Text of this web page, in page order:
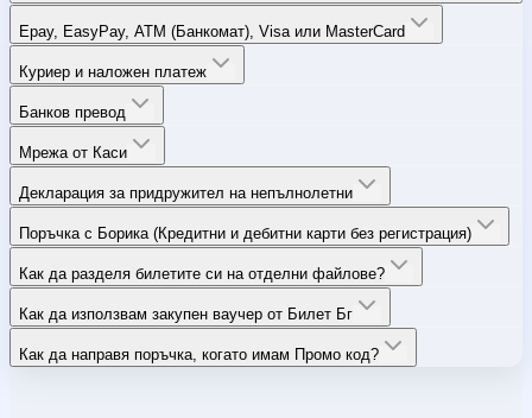
Epay, EasyPay, ATM (Банкомат), Visa или MasterCard
Куриер и наложен платеж
Банков превод
Мрежа от Каси
Декларация за придружител на непълнолетни
Поръчка с Борика (Кредитни и дебитни карти без регистрация)
Как да разделя билетите си на отделни файлове?
Как да използвам закупен ваучер от Билет Бг
Как да направя поръчка, когато имам Промо код?